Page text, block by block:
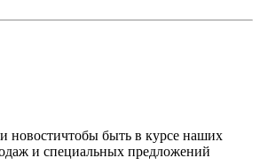
новостичтобы быть в курсе наших
и специальных предложений